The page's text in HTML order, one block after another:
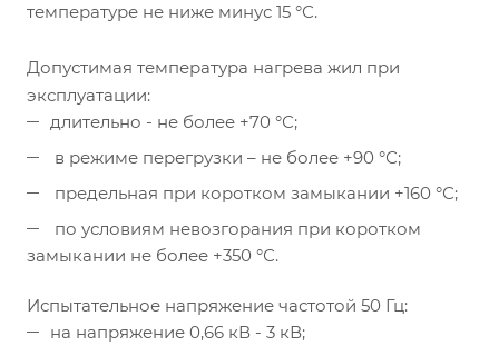
температуре не ниже минус 15 °С.
Допустимая температура нагрева жил при
эксплуатации:
длительно - не более +70 °С;
в режиме перегрузки – не более +90 °С;
предельная при коротком замыкании +160 °С;
по условиям невозгорания при коротком
замыкании не более +350 °С.
Испытательное напряжение частотой 50 Гц:
на напряжение 0,66 кВ - 3 кВ;